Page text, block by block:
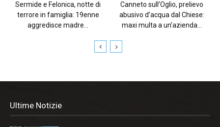
Sermide e Felonica, notte di
terrore in famiglia: 19enne
aggredisce madre...
Canneto sull’Oglio, prelievo
abusivo d’acqua dal Chiese:
maxi multa a un’azienda...
Ultime Notizie